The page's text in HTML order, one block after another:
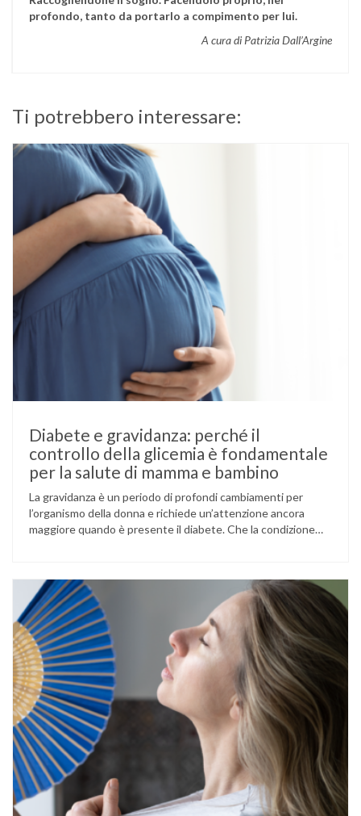
profondo, tanto da portarlo a compimento per lui.
A cura di Patrizia Dall’Argine
Ti potrebbero interessare:
Diabete e gravidanza: perché il
controllo della glicemia è fondamentale
per la salute di mamma e bambino
La gravidanza è un periodo di profondi cambiamenti per
l’organismo della donna e richiede un’attenzione ancora
maggiore quando è presente il diabete. Che la condizione
volta durante la gestazione (diabete gestazionale),
mantenere …